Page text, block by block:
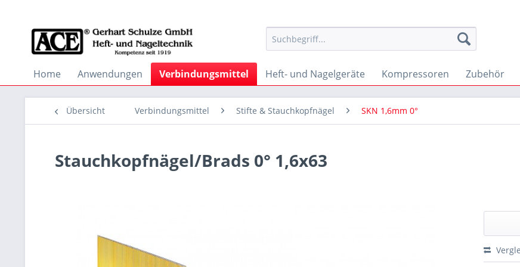
Home Anwendungen Verbindungsmittel Heft- und Nagelgeräte Kompressoren Zubehör
Übersicht Verbindungsmittel Stifte & Stauchkopfnägel SKN 1,6mm 0°
Stauchkopfnägel/Brads 0° 1,6x63